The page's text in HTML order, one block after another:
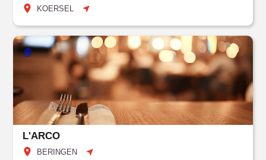
KOERSEL
L'ARCO
BERINGEN